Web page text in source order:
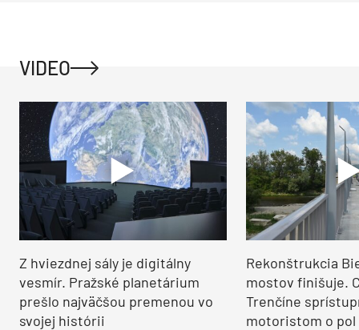
VIDEO
Z hviezdnej sály je digitálny
vesmír. Pražské planetárium
prešlo najväčšou premenou vo
svojej histórii
Rekonštrukcia
mostov finišuje.
Trenčíne
motoristom o pol